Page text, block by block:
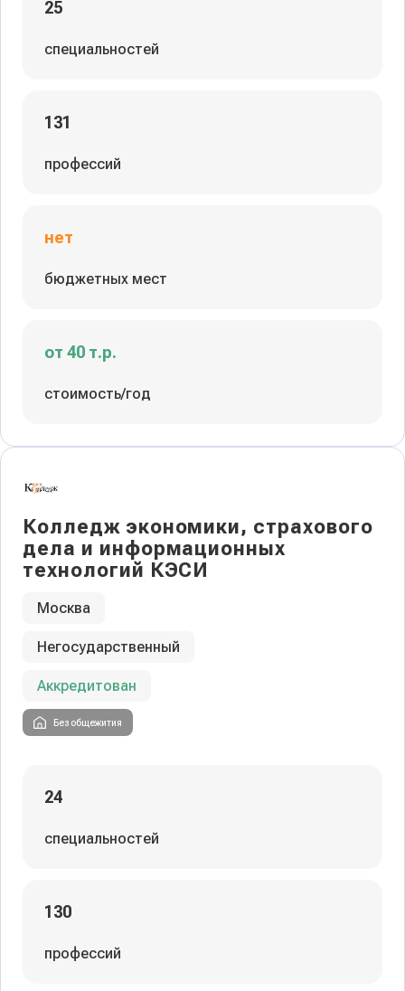
25
специальностей
131
профессий
нет
бюджетных мест
от 40 т.р.
стоимость/год
Колледж экономики, страхового
дела и информационных
технологий КЭСИ
Москва
Негосударственный
Аккредитован
Без общежития
24
специальностей
130
профессий